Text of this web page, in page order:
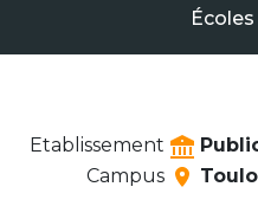
Etablissement
Campus